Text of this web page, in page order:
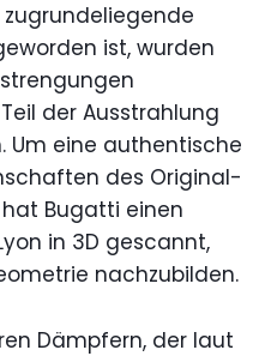
ist, wurden
der Ausstrahlung
Um eine authentische
des Original-
Bugatti einen
in 3D gescannt,
nachzubilden.
Dämpfern, der laut